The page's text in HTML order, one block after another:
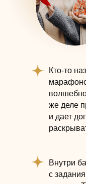
Кто-то
же деле
и дает
Внутри
с